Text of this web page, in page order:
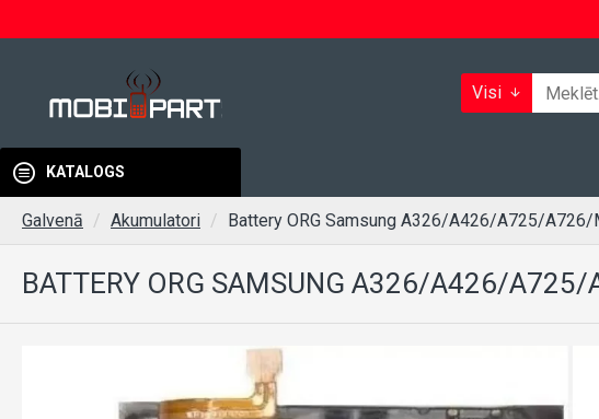
Visi
KATALOGS
Galvenā Akumulatori Battery ORG Samsung A326/A426/A725/
BATTERY ORG SAMSUNG A326/A426/